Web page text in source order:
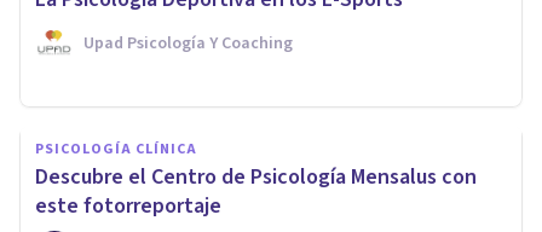
Upad Psicología Y Coaching
PSICOLOGÍA CLÍNICA
Descubre el Centro de Psicología Mensalus con
este fotorreportaje
Los 11 mejores Podcasts de
Psicología